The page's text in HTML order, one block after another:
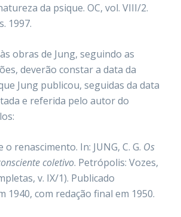
da psique. OC, vol. VIII/2.
1997.
obras de Jung, seguindo as
deverão constar a data da
Jung publicou, seguidas da data
e referida pelo autor do
o renascimento. In: JUNG, C. G. Os
coletivo. Petrópolis: Vozes,
v. IX/1). Publicado
1940, com redação final em 1950.